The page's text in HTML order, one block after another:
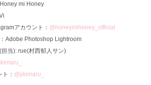
mi Honey
アカウント： @honeymihoney_official
Adobe Photoshop Lightroom
当): rue(村西郁人サン)
： @jikimaru_